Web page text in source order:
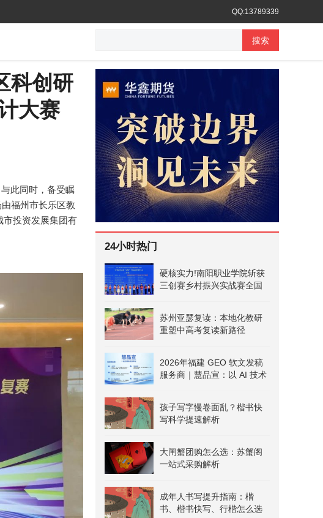
QQ:13789339
搜索
科创研
大赛
此同时，备受瞩
福州市长乐区教
市投资发展集团有
24小时热门
硬核实力!南阳职业学院斩获
三创赛乡村振兴实战赛全国
苏州亚瑟复读：本地化教研
重塑中高考复读新路径
2026年福建 GEO 软文发稿
服务商｜慧品宣：以 AI 技术
孩子写字慢卷面乱？楷书快
写科学提速解析
大闸蟹团购怎么选：苏蟹阁
一站式采购解析
成年人书写提升指南：楷
书、楷书快写、行楷怎么选